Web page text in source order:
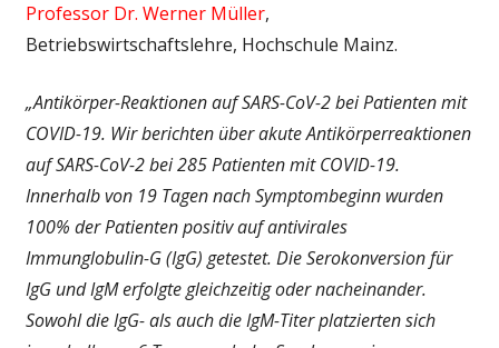
Professor Dr. Werner Müller,
Betriebswirtschaftslehre, Hochschule Mainz.
„Antikörper-Reaktionen auf SARS-CoV-2 bei Patienten mit
COVID-19. Wir berichten über akute Antikörperreaktionen
auf SARS-CoV-2 bei 285 Patienten mit COVID-19.
Innerhalb von 19 Tagen nach Symptombeginn wurden
100% der Patienten positiv auf antivirales
Immunglobulin-G (IgG) getestet. Die Serokonversion für
IgG und IgM erfolgte gleichzeitig oder nacheinander.
Sowohl die IgG- als auch die IgM-Titer platzierten sich